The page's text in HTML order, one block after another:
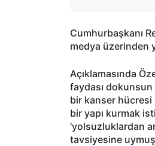
Cumhurbaşkanı
medya üzerinden
Açıklamasında
faydası
bir kanser
bir yapı kurmak
'yolsuzluklardan
tavsiyesine